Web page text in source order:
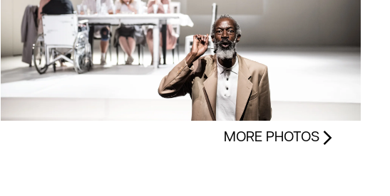
MORE PHOTOS